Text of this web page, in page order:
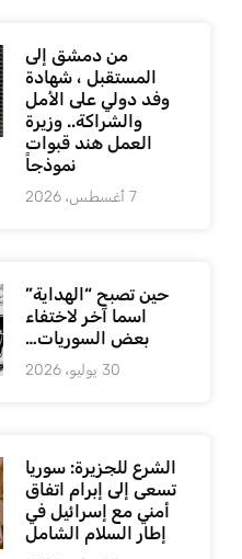
من دمشق إلى
المستقبل ، شهادة
وفد دولي على الأمل
والشراكة.. وزيرة
العمل هند قبوات
نموذجاً
7 أغسطس، 2026
حين تصبح “الهداية”
اسما آخر لاختفاء
بعض السوريات…
30 يوليو، 2026
الشرع للجزيرة: سوريا
تسعى إلى إبرام اتفاق
أمني مع إسرائيل في
إطار السلام الشامل